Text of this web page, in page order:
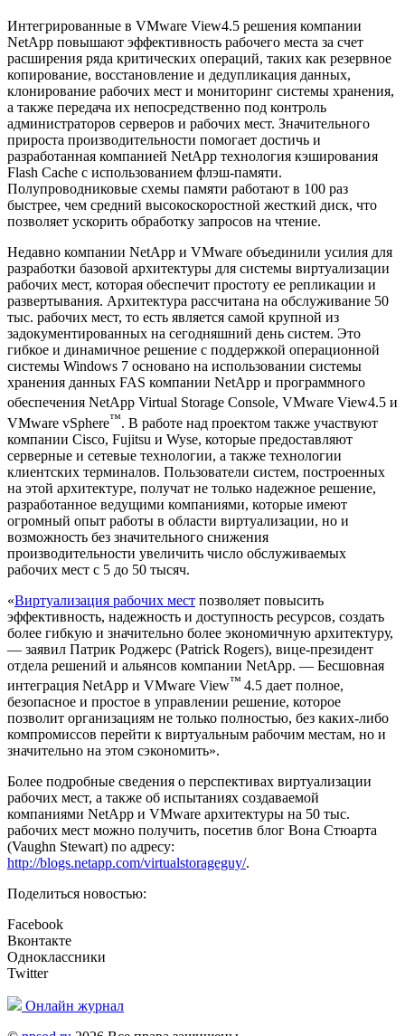
Интегрированные в VMware View4.5 решения компании
NetApp повышают эффективность рабочего места за счет
расширения ряда критических операций, таких как резервное
копирование, восстановление и дедупликация данных,
клонирование рабочих мест и мониторинг системы хранения,
а также передача их непосредственно под контроль
администраторов серверов и рабочих мест. Значительного
прироста производительности помогает достичь и
разработанная компанией NetApp технология кэширования
Flash Cache с использованием флэш-памяти.
Полупроводниковые схемы памяти работают в 100 раз
быстрее, чем средний высокоскоростной жесткий диск, что
позволяет ускорить обработку запросов на чтение.
Недавно компании NetApp и VMware объединили усилия для
разработки базовой архитектуры для системы виртуализации
рабочих мест, которая обеспечит простоту ее репликации и
развертывания. Архитектура рассчитана на обслуживание 50
тыс. рабочих мест, то есть является самой крупной из
задокументированных на сегодняшний день систем. Это
гибкое и динамичное решение с поддержкой операционной
системы Windows 7 основано на использовании системы
хранения данных FAS компании NetApp и программного
обеспечения NetApp Virtual Storage Console, VMware View4.5 и
VMware vSphere™. В работе над проектом также участвуют
компании Cisco, Fujitsu и Wyse, которые предоставляют
серверные и сетевые технологии, а также технологии
клиентских терминалов. Пользователи систем, построенных
на этой архитектуре, получат не только надежное решение,
разработанное ведущими компаниями, которые имеют
огромный опыт работы в области виртуализации, но и
возможность без значительного снижения
производительности увеличить число обслуживаемых
рабочих мест с 5 до 50 тысяч.
«Виртуализация рабочих мест позволяет повысить
эффективность, надежность и доступность ресурсов, создать
более гибкую и значительно более экономичную архитектуру,
— заявил Патрик Роджерс (Patrick Rogers), вице-президент
отдела решений и альянсов компании NetApp. — Бесшовная
интеграция NetApp и VMware View™ 4.5 дает полное,
безопасное и простое в управлении решение, которое
позволит организациям не только полностью, без каких-либо
компромиссов перейти к виртуальным рабочим местам, но и
значительно на этом сэкономить».
Более подробные сведения о перспективах виртуализации
рабочих мест, а также об испытаниях создаваемой
компаниями NetApp и VMware архитектуры на 50 тыс.
рабочих мест можно получить, посетив блог Вона Стюарта
(Vaughn Stewart) по адресу:
http://blogs.netapp.com/virtualstorageguy/.
Поделиться новостью:
Facebook
Вконтакте
Одноклассники
Twitter
Онлайн журнал